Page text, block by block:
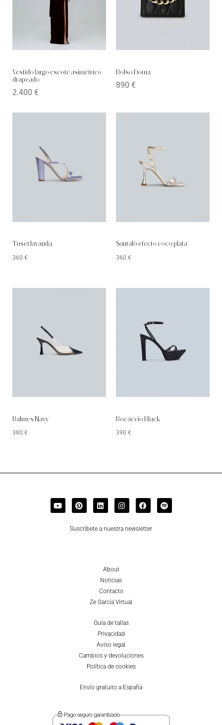
Vestido largo escote asimétrico
drapeado
2.400 €
Bolso Doma
890 €
Tuset lavanda
360 €
Santaló efecto coco plata
360 €
Balmes Navy
380 €
Bocaccio Black
390 €
Suscríbete a nuestra newsletter
About
Noticias
Contacto
Ze García Virtual
Guía de tallas
Privacidad
Aviso legal
Cambios y devoluciones
Política de cookies
Envío gratuito a España